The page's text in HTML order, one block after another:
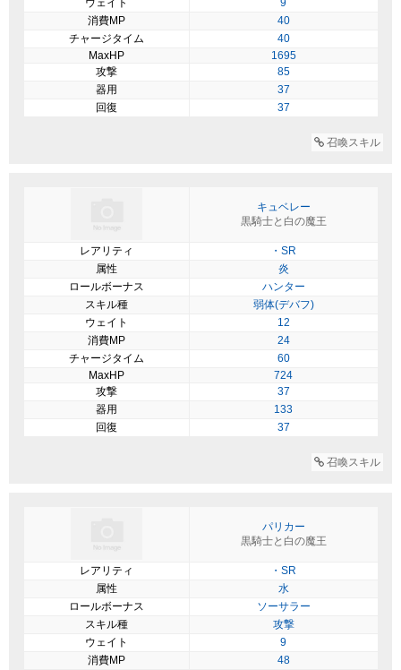
消費MP
40
チャージタイム
40
MaxHP
1695
攻撃
85
器用
37
回復
37
召喚スキル
キュベレー
黒騎士と白の魔王
レアリティ
・SR
属性
炎
ロールボーナス
ハンター
スキル種
弱体(デバフ)
ウェイト
12
消費MP
24
チャージタイム
60
MaxHP
724
攻撃
37
器用
133
回復
37
召喚スキル
パリカー
黒騎士と白の魔王
レアリティ
・SR
属性
水
ロールボーナス
ソーサラー
スキル種
攻撃
ウェイト
9
消費MP
48